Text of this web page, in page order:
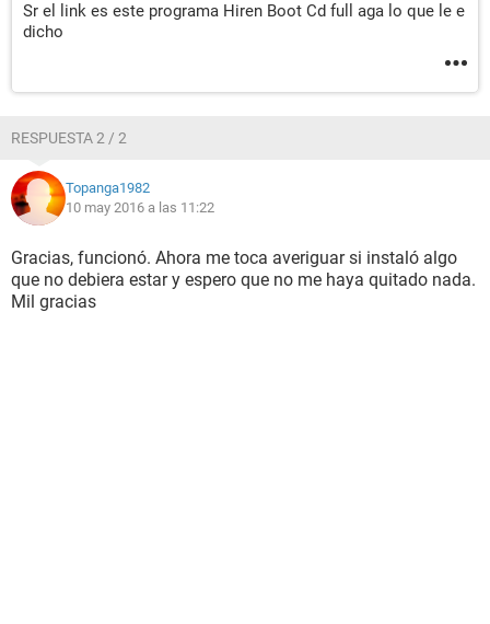
Sr el link es este programa Hiren Boot Cd full aga lo que le e
dicho
RESPUESTA 2 / 2
Topanga1982
10 may 2016 a las 11:22
Gracias, funcionó. Ahora me toca averiguar si instaló algo
que no debiera estar y espero que no me haya quitado nada.
Mil gracias